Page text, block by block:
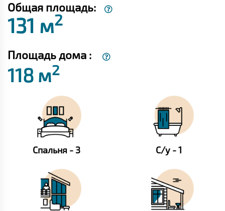
Общая площадь:
131 м2
Площадь дома :
118 м2
Спальня - 3 С/у - 1